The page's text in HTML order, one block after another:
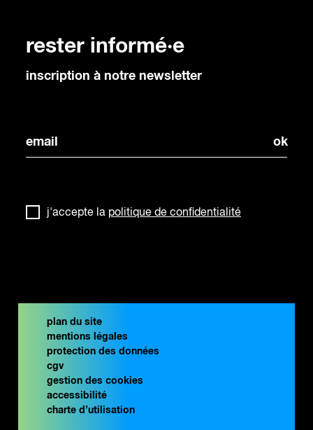
rester informé·e
inscription à notre newsletter
j'accepte la politique de confidentialité
plan du site
mentions légales
protection des données
cgv
gestion des cookies
accessibilité
charte d’utilisation